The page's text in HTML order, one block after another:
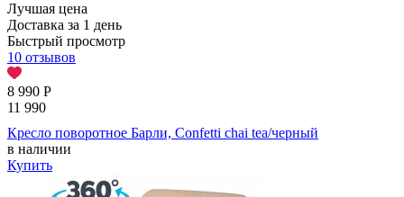
Лучшая цена
Доставка за 1 день
Быстрый просмотр
10 отзывов
8 990 Р
11 990
Кресло поворотное Барли, Confetti chai tea/черный
в наличии
Купить